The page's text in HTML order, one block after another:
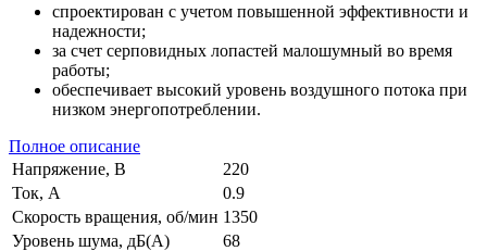
спроектирован с учетом повышенной эффективности и
надежности;
за счет серповидных лопастей малошумный во время
работы;
обеспечивает высокий уровень воздушного потока при
низком энергопотреблении.
Полное описание
Напряжение, В
220
Ток, А
0.9
Скорость вращения, об/мин 1350
Уровень шума, дБ(А)
68